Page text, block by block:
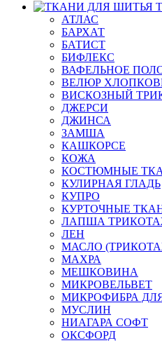
АТЛАС
БАРХАТ
БАТИСТ
БИФЛЕКС
ВАФЕЛЬНОЕ
ВЕЛЮР
ВИСКОЗНЫЙ
ДЖЕРСИ
ДЖИНСА
ЗАМША
КАШКОРСЕ
КОЖА
КОСТЮМНЫЕ
КУЛИРНАЯ ГЛАДЬ
КУПРО
КУРТОЧНЫЕ
ЛАПША
ЛЕН
МАСЛО
МАХРА
МЕШКОВИНА
МИКРОВЕЛЬВЕТ
МИКРОФИБРА
МУСЛИН
НИАГАРА СОФТ
ОКСФОРД